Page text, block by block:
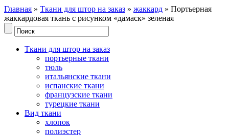
Главная » Ткани для штор на заказ » жаккард » Портьерная
жаккардовая ткань с рисунком «дамаск» зеленая
Ткани для штор на заказ
портьерные ткани
тюль
итальянские ткани
испанские ткани
французские ткани
турецкие ткани
Вид ткани
хлопок
полиэстер